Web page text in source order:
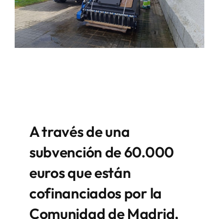
A través de una
subvención de 60.000
euros que están
cofinanciados por la
Comunidad de Madrid,